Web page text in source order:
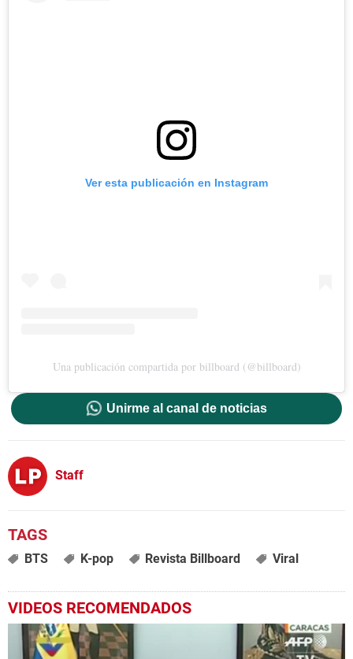
Ver esta publicación en Instagram
Una publicación compartida por billboard (@billboard)
Unirme al canal de noticias
Staff
BTS K-pop Revista Billboard Viral
VIDEOS RECOMENDADOS